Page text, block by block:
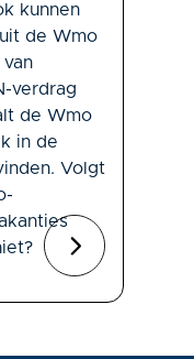
kunnen
de Wmo
verdrag
de Wmo
in de
Volgt